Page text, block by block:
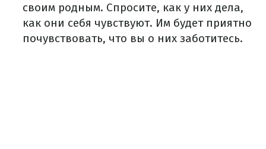
своим родным. Спросите, как у них дела,
как они себя чувствуют. Им будет приятно
почувствовать, что вы о них заботитесь.